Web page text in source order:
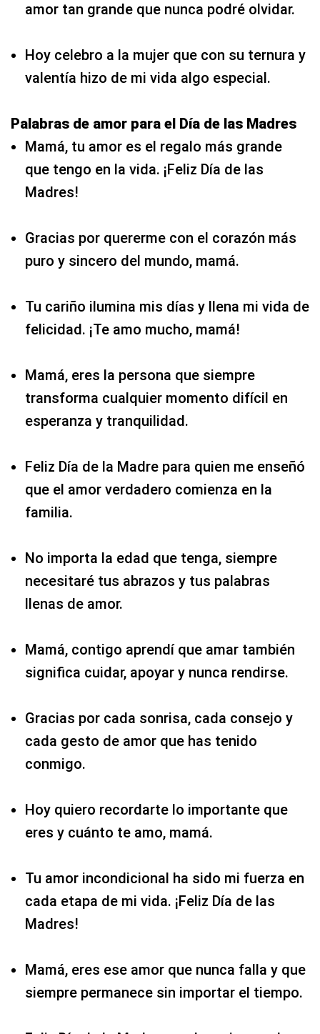
amor tan grande que nunca podré olvidar.
Hoy celebro a la mujer que con su ternura y
valentía hizo de mi vida algo especial.
Palabras de amor para el Día de las Madres
Mamá, tu amor es el regalo más grande
que tengo en la vida. ¡Feliz Día de las
Madres!
Gracias por quererme con el corazón más
puro y sincero del mundo, mamá.
Tu cariño ilumina mis días y llena mi vida de
felicidad. ¡Te amo mucho, mamá!
Mamá, eres la persona que siempre
transforma cualquier momento difícil en
esperanza y tranquilidad.
Feliz Día de la Madre para quien me enseñó
que el amor verdadero comienza en la
familia.
No importa la edad que tenga, siempre
necesitaré tus abrazos y tus palabras
llenas de amor.
Mamá, contigo aprendí que amar también
significa cuidar, apoyar y nunca rendirse.
Gracias por cada sonrisa, cada consejo y
cada gesto de amor que has tenido
conmigo.
Hoy quiero recordarte lo importante que
eres y cuánto te amo, mamá.
Tu amor incondicional ha sido mi fuerza en
cada etapa de mi vida. ¡Feliz Día de las
Madres!
Mamá, eres ese amor que nunca falla y que
siempre permanece sin importar el tiempo.